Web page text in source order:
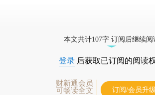
本文共计107字 订阅后继续阅
登录 后获取已订阅的阅读
财新通会员
可畅读全文
订阅/会员升级